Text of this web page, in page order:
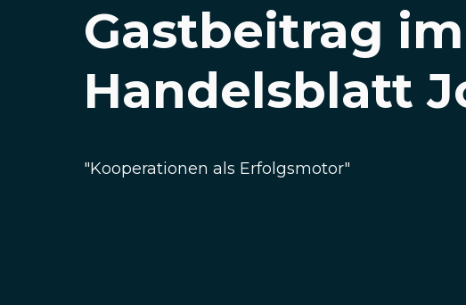
Gastbeitrag im
Handelsblatt
"Kooperationen als Erfolgsmotor"